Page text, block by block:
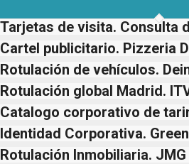
Tarjetas de visita. Consulta
Cartel publicitario. Pizzeria
Rotulación de vehículos.
Rotulación global Madrid.
Catalogo corporativo de
Identidad Corporativa.
Rotulación Inmobiliaria.